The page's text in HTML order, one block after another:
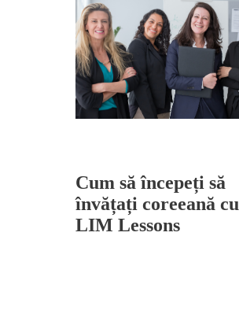
Cum să începeți să
învățați coreeană cu
LIM Lessons